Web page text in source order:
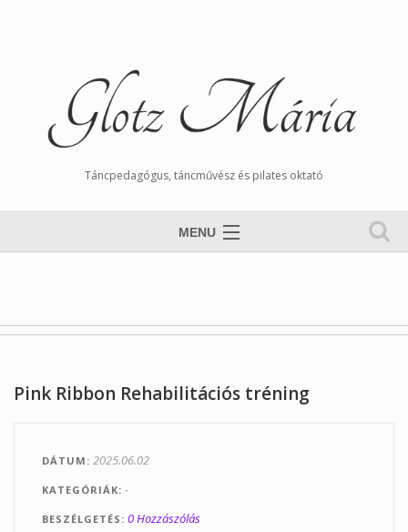
Táncpedagógus, táncművész és pilates oktató
MENU
Órarend
Kapcsolat
Pink Ribbon Rehabilitációs tréning
DÁTUM 2025.06.02
KATEGÓRIÁK -
BESZÉLGETÉS 0 Hozzászólás